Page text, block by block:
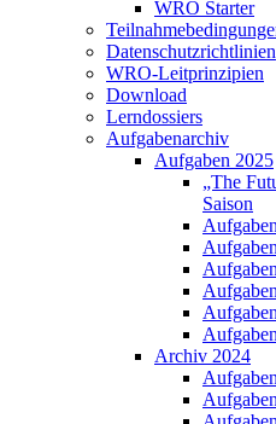
WRO Starter
Datenschutzrichtlinien
WRO-Leitprinzipien
Download
Lerndossiers
Aufgabenarchiv
Aufgaben 2025
„The
Saison
Archiv 2024